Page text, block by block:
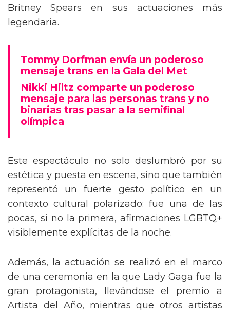
Britney Spears en sus actuaciones más
legendaria.
Tommy Dorfman envía un poderoso
mensaje trans en la Gala del Met
Nikki Hiltz comparte un poderoso
mensaje para las personas trans y no
binarias tras pasar a la semifinal
olímpica
Este espectáculo no solo deslumbró por su
estética y puesta en escena, sino que también
representó un fuerte gesto político en un
contexto cultural polarizado: fue una de las
pocas, si no la primera, afirmaciones LGBTQ+
visiblemente explícitas de la noche.
Además, la actuación se realizó en el marco
de una ceremonia en la que Lady Gaga fue la
gran protagonista, llevándose el premio a
Artista del Año, mientras que otros artistas